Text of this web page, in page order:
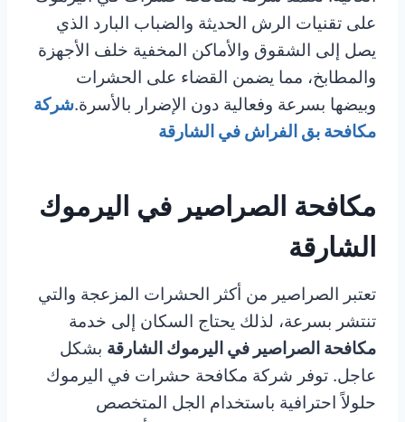
على تقنيات الرش الحديثة والضباب البارد الذي
يصل إلى الشقوق والأماكن المخفية خلف الأجهزة
والمطابخ، مما يضمن القضاء على الحشرات
وبيضها بسرعة وفعالية دون الإضرار بالأسرة.شركة
مكافحة بق الفراش في الشارقة
مكافحة الصراصير في اليرموك
الشارقة
تعتبر الصراصير من أكثر الحشرات المزعجة والتي
تنتشر بسرعة، لذلك يحتاج السكان إلى خدمة
مكافحة الصراصير في اليرموك الشارقة بشكل
عاجل. توفر شركة مكافحة حشرات في اليرموك
حلولاً احترافية باستخدام الجل المتخصص